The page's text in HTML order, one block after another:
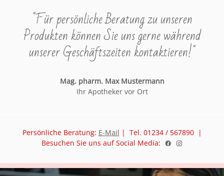
"Für persönliche Beratung zu unseren
Produkten können Sie uns gerne während
unserer Geschäftszeiten kontaktieren!"
Mag. pharm. Max Mustermann
Ihr Apotheker vor Ort
Persönliche Beratung: E-Mail | Tel. 01234 / 567890 |
Besuchen Sie uns auf Social Media: